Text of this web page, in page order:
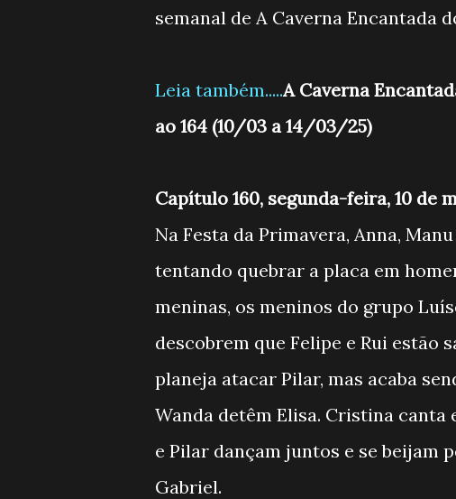
semanal de A Caverna Encantada
Leia também.....A Caverna
ao 164 (10/03 a 14/03/25)
Capítulo 160, segunda-feira, 10 de
Na Festa da Primavera, Anna,
tentando quebrar a placa em
meninas, os meninos do grupo
descobrem que Felipe e Rui estão
planeja atacar Pilar, mas acaba
Wanda detêm Elisa. Cristina
e Pilar dançam juntos e se beijam
Gabriel.